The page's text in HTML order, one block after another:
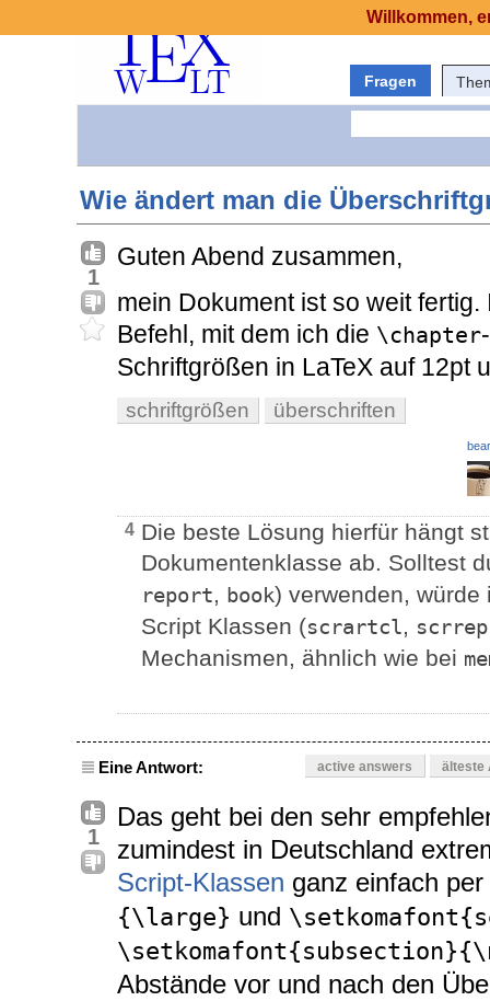
Fragen
Wie ändert man die
1
Guten Abend zusammen,
mein Dokument ist so weit
Befehl, mit dem ich die \chapter
Schriftgrößen in LaTeX auf 12pt
schriftgrößen überschriften
4 Die beste Lösung hierfür hängt
Dokumentenklasse ab. Solltest
report, book) verwenden,
Script Klassen (scrartcl,
Mechanismen, ähnlich wie bei
Eine Antwort: active answers älteste
1
Das geht bei den sehr
zumindest in Deutschland
Script-Klassen ganz einfach per
{\large} und
Abstände vor und nach den
Willkommen,